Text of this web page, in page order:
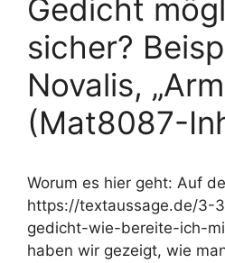
Gedicht
sicher?
Novalis,
(Mat8087-
Worum es hier geht: Auf
https://textaussage.de/3-
gedicht-wie-bereite-ich-
haben wir gezeigt, wie